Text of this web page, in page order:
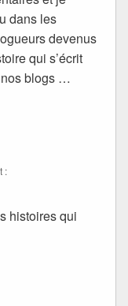
dans les
devenus
qui s’écrit
blogs …
:
histoires qui